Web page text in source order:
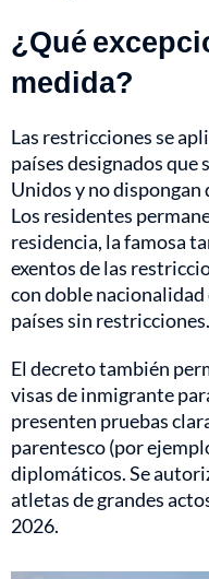
¿Qué
medida?
Las restricciones se
países designados que
Unidos y no dispongan
Los residentes
residencia, la famosa
exentos de las
con doble
países sin restricciones.
El decreto también
visas de inmigrante
presenten pruebas
parentesco (por
diplomáticos. Se
atletas de grandes
2026.